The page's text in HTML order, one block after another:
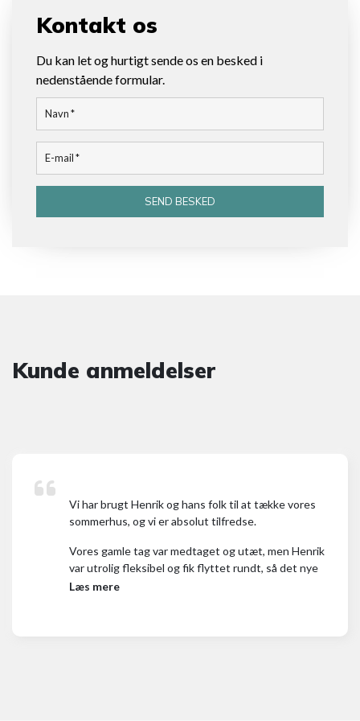
Kontakt os
Du kan let og hurtigt sende os en besked i
nedenstående formular.
Kunde anmeldelser
Vi har brugt Henrik og hans folk til at tække vores
sommerhus, og vi er absolut tilfredse.
Vores gamle tag var medtaget og utæt, men Henrik
var utrolig fleksibel og fik flyttet rundt, så det nye
tag kunne blive lavet akut.
Læs mere